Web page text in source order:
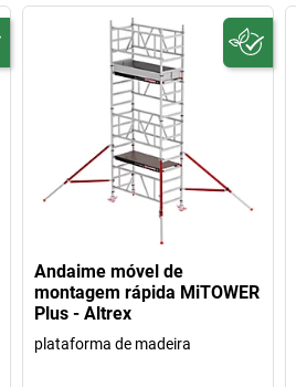
Andaime móvel de
montagem rápida MiTOWER
Plus - Altrex
plataforma de madeira